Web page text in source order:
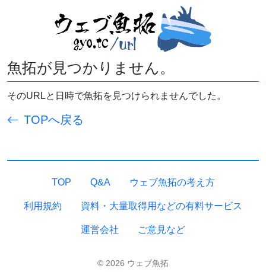
魚拓が見つかりません。
そのURLと日時で魚拓を見つけられませんでした。
TOPへ戻る
TOP Q&A ウェブ魚拓の考え方
利用規約 資料・大量取得用などの有料サービス
運営会社 ご意見など
© 2026 ウェブ魚拓